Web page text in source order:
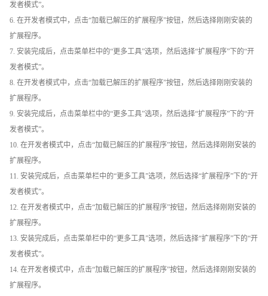
发者模式”。
6. 在开发者模式中，点击“加载已解压的扩展程序”按钮，然后选择刚刚安装的
扩展程序。
7. 安装完成后，点击菜单栏中的“更多工具”选项，然后选择“扩展程序”下的“开
发者模式”。
8. 在开发者模式中，点击“加载已解压的扩展程序”按钮，然后选择刚刚安装的
扩展程序。
9. 安装完成后，点击菜单栏中的“更多工具”选项，然后选择“扩展程序”下的“开
发者模式”。
10. 在开发者模式中，点击“加载已解压的扩展程序”按钮，然后选择刚刚安装的
扩展程序。
11. 安装完成后，点击菜单栏中的“更多工具”选项，然后选择“扩展程序”下的“开
发者模式”。
12. 在开发者模式中，点击“加载已解压的扩展程序”按钮，然后选择刚刚安装的
扩展程序。
13. 安装完成后，点击菜单栏中的“更多工具”选项，然后选择“扩展程序”下的“开
发者模式”。
14. 在开发者模式中，点击“加载已解压的扩展程序”按钮，然后选择刚刚安装的
扩展程序。